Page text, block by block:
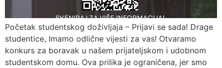
Početak studentskog doživljaja – Prijavi se sada! Drage
studentice, Imamo odlične vijesti za vas! Otvaramo
konkurs za boravak u našem prijateljskom i udobnom
studentskom domu. Ova prilika je ograničena, jer smo